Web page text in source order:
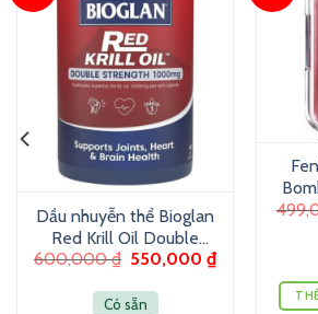
Dầu nhuyễn thể Bioglan
Red Krill Oil Double
Strength 1000mg 60
600,000₫ 550,000 ₫
Có sẵn